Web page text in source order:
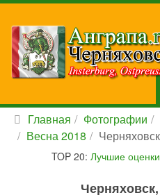
Главная Фотографии
Весна 2018
TOP 20: Лучшие оценки